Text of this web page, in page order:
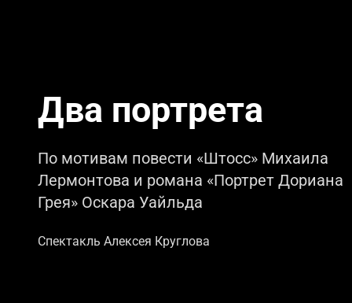
Два портрета
По мотивам повести «Штосс» Михаила
Лермонтова и романа «Портрет Дориана
Грея» Оскара Уайльда
Спектакль Алексея Круглова